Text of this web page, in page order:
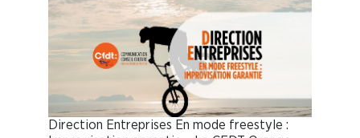
Direction Entreprises En mode freestyle :